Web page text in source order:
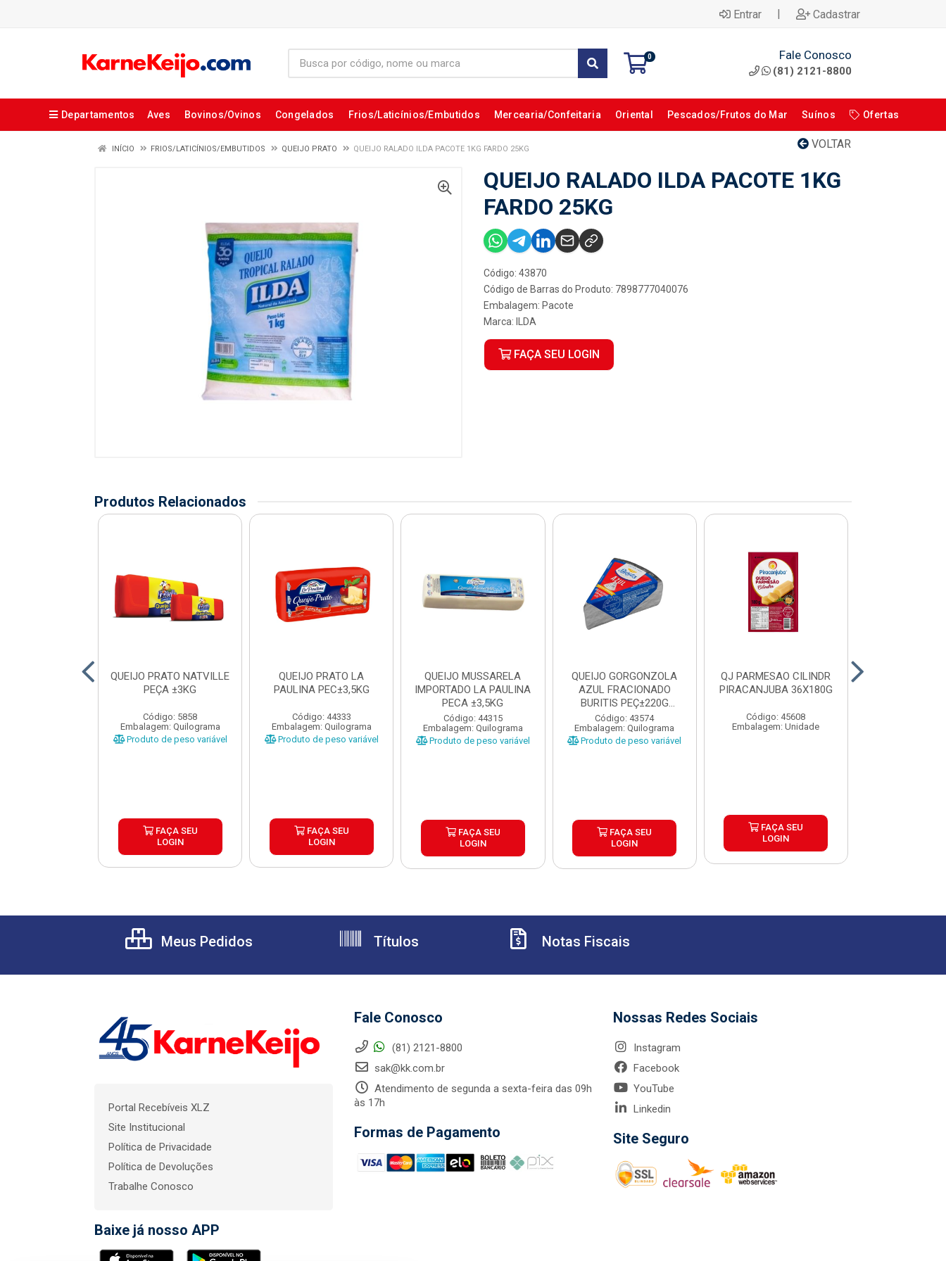
Entrar | Cadastrar
0 Fale Conosco
(81) 2121-8800
Departamentos Aves Bovinos/Ovinos Congelados Frios/Laticínios/Embutidos Mercearia/Confeitaria Oriental Pescados/Frutos do Mar Suínos Ofertas
VOLTAR
INÍCIO FRIOS/LATICÍNIOS/EMBUTIDOS QUEIJO PRATO QUEIJO RALADO ILDA PACOTE 1KG FARDO 25KG
QUEIJO RALADO ILDA PACOTE 1KG
FARDO 25KG
Código: 43870
Código de Barras do Produto: 7898777040076
Embalagem: Pacote
Marca:
ILDA
FAÇA SEU LOGIN
Produtos Relacionados
QUEIJO PRATO NATVILLE
PEÇA ±3KG
Código: 5858
Embalagem: Quilograma
Produto de peso variável
FAÇA SEU
LOGIN
QUEIJO PRATO LA
PAULINA PEC±3,5KG
Código: 44333
Embalagem: Quilograma
Produto de peso variável
FAÇA SEU
LOGIN
QUEIJO MUSSARELA
IMPORTADO LA PAULINA
PECA ±3,5KG
Código: 44315
Embalagem: Quilograma
Produto de peso variável
FAÇA SEU
LOGIN
QUEIJO GORGONZOLA
AZUL FRACIONADO
BURITIS PEÇ±220G
CX±8K
Código: 43574
Embalagem: Quilograma
Produto de peso variável
FAÇA SEU
LOGIN
QJ PARMESAO CILINDR
PIRACANJUBA 36X180G
Código: 45608
Embalagem: Unidade
FAÇA SEU
LOGIN
Meus Pedidos Títulos Notas Fiscais
Portal Recebíveis XLZ
Site Institucional
Política de Privacidade
Política de Devoluções
Trabalhe Conosco
Baixe já nosso APP
Fale Conosco
(81) 2121-8800
sak@kk.com.br
Atendimento de segunda a sexta-feira das 09h
às 17h
Formas de Pagamento
Nossas Redes Sociais
Instagram
Facebook
YouTube
Linkedin
Site Seguro